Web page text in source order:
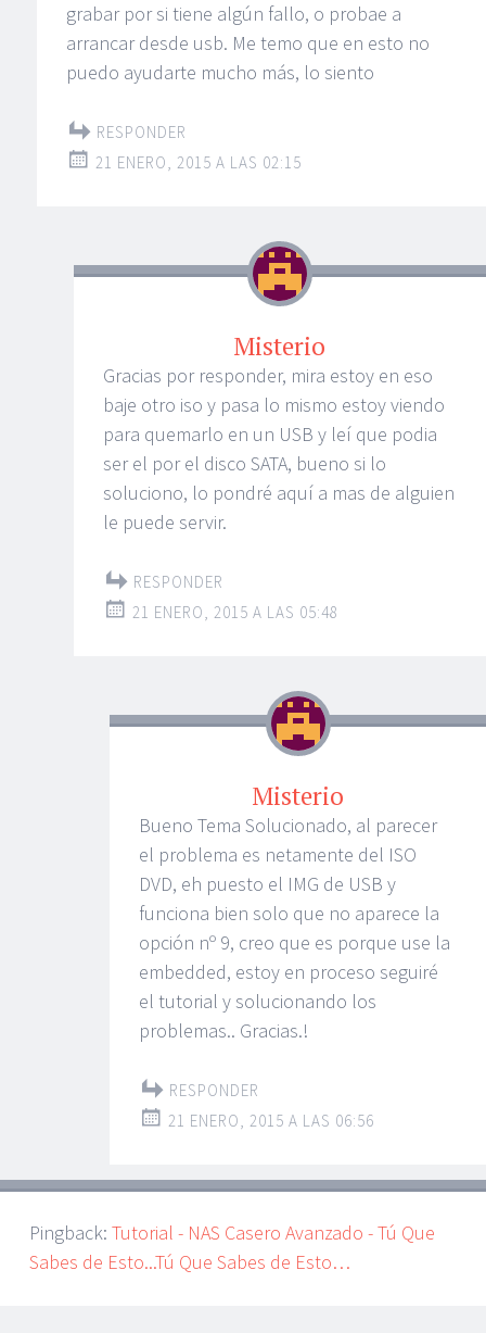
grabar por si tiene algún fallo, o probae a
arrancar desde usb. Me temo que en esto no
puedo ayudarte mucho más, lo siento
RESPONDER
21 ENERO, 2015 A LAS 02:15
Misterio
Gracias por responder, mira estoy en eso
baje otro iso y pasa lo mismo estoy viendo
para quemarlo en un USB y leí que podia
ser el por el disco SATA, bueno si lo
soluciono, lo pondré aquí a mas de alguien
le puede servir.
RESPONDER
21 ENERO, 2015 A LAS 05:48
Misterio
Bueno Tema Solucionado, al parecer
el problema es netamente del ISO
DVD, eh puesto el IMG de USB y
funciona bien solo que no aparece la
opción nº 9, creo que es porque use la
embedded, estoy en proceso seguiré
el tutorial y solucionando los
problemas.. Gracias.!
RESPONDER
21 ENERO, 2015 A LAS 06:56
Pingback: Tutorial - NAS Casero Avanzado - Tú Que
Sabes de Esto...Tú Que Sabes de Esto…